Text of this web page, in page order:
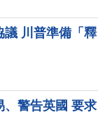
議 川普準備「釋
、警告英國 要求